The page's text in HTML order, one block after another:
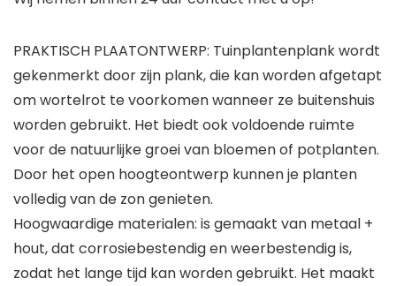
PRAKTISCH PLAATONTWERP: Tuinplantenplank wordt
gekenmerkt door zijn plank, die kan worden afgetapt
om wortelrot te voorkomen wanneer ze buitenshuis
worden gebruikt. Het biedt ook voldoende ruimte
voor de natuurlijke groei van bloemen of potplanten.
Door het open hoogteontwerp kunnen je planten
volledig van de zon genieten.
Hoogwaardige materialen: is gemaakt van metaal +
hout, dat corrosiebestendig en weerbestendig is,
zodat het lange tijd kan worden gebruikt. Het maakt